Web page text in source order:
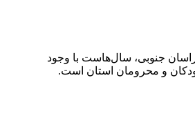
جنوبی، سال‌هاست با وجود
و محرومان استان است.